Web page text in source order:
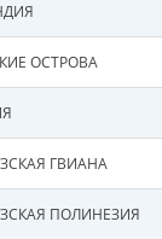
ОСТРОВА
ГВИАНА
ПОЛИНЕЗИЯ